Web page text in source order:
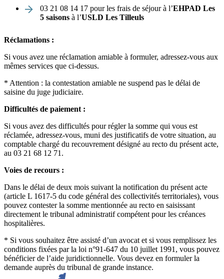
03 21 08 14 17 pour les frais de séjour à l’EHPAD Les
5 saisons à l’USLD Les Tilleuls
Réclamations :
Si vous avez une réclamation amiable à formuler, adressez-vous aux
mêmes services que ci-dessus.
* Attention : la contestation amiable ne suspend pas le délai de
saisine du juge judiciaire.
Difficultés de paiement :
Si vous avez des difficultés pour régler la somme qui vous est
réclamée, adressez-vous, muni des justificatifs de votre situation, au
comptable chargé du recouvrement désigné au recto du présent acte,
au 03 21 68 12 71.
Voies de recours :
Dans le délai de deux mois suivant la notification du présent acte
(article L 1617-5 du code général des collectivités territoriales), vous
pouvez contester la somme mentionnée au recto en saisissant
directement le tribunal administratif compétent pour les créances
hospitalières.
* Si vous souhaitez être assisté d’un avocat et si vous remplissez les
conditions fixées par la loi n°91-647 du 10 juillet 1991, vous pouvez
bénéficier de l’aide juridictionnelle. Vous devez en formuler la
demande auprès du tribunal de grande instance.